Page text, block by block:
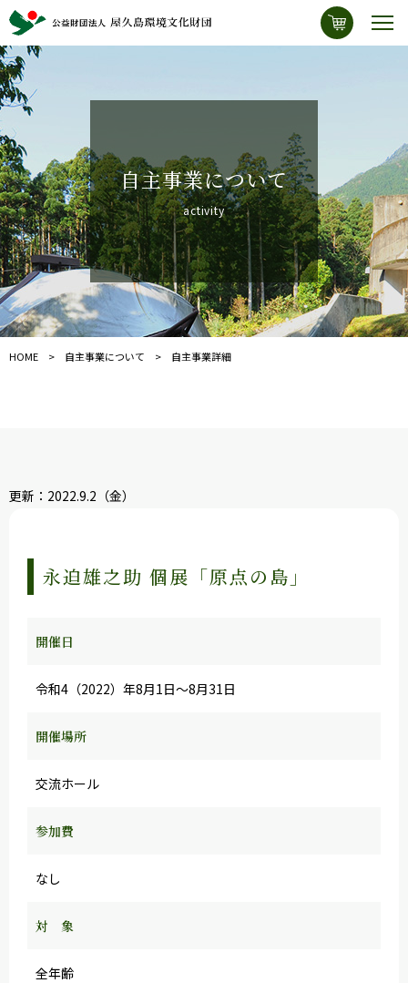
自主事業について
activity
HOME 自主事業について 自主事業詳細
更新：2022.9.2（金）
永迫雄之助 個展「原点の島」
開催日
令和4（2022）年8月1日～8月31日
開催場所
交流ホール
参加費
なし
対 象
全年齢